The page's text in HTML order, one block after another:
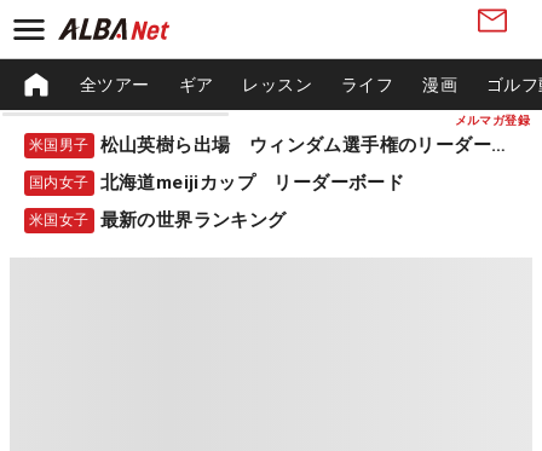
メルマガ登録
全ツアー ギア レッスン ライフ 漫画 ゴル
米国男子 松山英樹ら出場 ウィンダム選手権のリーダーボード
国内女子 北海道meijiカップ リーダーボード
米国女子 最新の世界ランキング